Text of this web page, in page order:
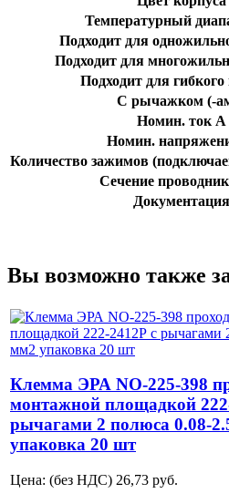
Температурный
Подходит для
Подходит для
Подходит для гибкого
С рычажком (-
Номин. ток A
Номин.
Количество зажимов
Сечение
Документация
Вы возможно также
Клемма ЭРА NO-225-398
монтажной площадкой
рычагами 2 полюса 0.08-
упаковка 20 шт
Цена: (без НДС) 26,73 руб.